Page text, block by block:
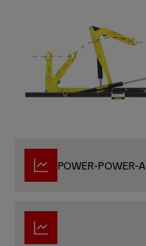
POWER-POWER-A